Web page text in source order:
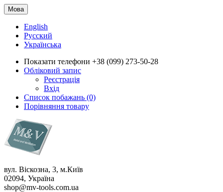
Мова
English
Русский
Українська
Показати телефони +38 (099) 273-50-28
Обліковий запис
Реєстрація
Вхід
Список побажань (0)
Порівняння товару
вул. Віскозна, 3, м.Київ
02094, Україна
shop@mv-tools.com.ua